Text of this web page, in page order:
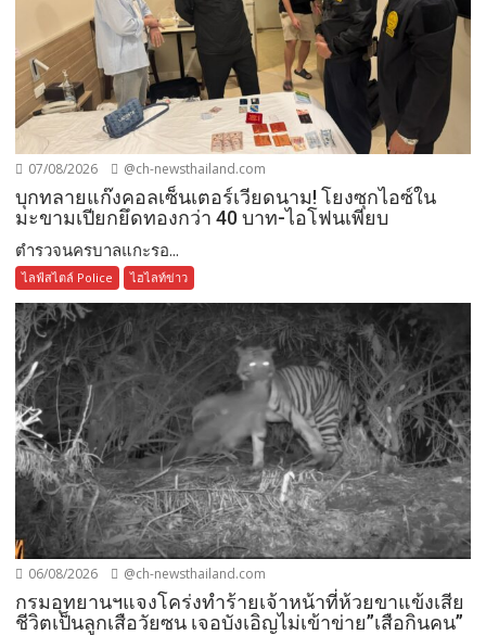
07/08/2026 @ch-newsthailand.com
บุกทลายแก๊งคอลเซ็นเตอร์เวียดนาม! โยงซุกไอซ์ใน
มะขามเปียกยึดทองกว่า 40 บาท-ไอโฟนเพียบ
ตำรวจนครบาลแกะรอ...
ไลฟ์สไตล์ Police ไฮไลท์ข่าว
06/08/2026 @ch-newsthailand.com
กรมอุทยานฯแจงโคร่งทำร้ายเจ้าหน้าที่ห้วยขาแข้งเสีย
ชีวิตเป็นลูกเสือวัยซน เจอบังเอิญไม่เข้าข่าย”เสือกินคน”